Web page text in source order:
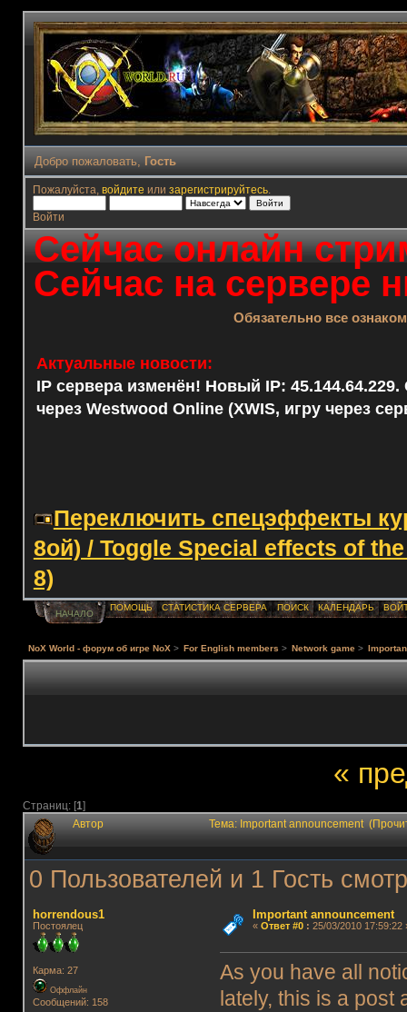
Добро пожаловать, Гость
Пожалуйста, войдите или зарегистрируйтесь.
Войти
Сейчас онлайн
Сейчас на сервере
Обязательно все
Актуальные новости:
IP сервера изменён! Новый IP: 45.144.64.229.
через Westwood Online (XWIS, игру через
Переключить спецэффекты
8ой) / Toggle Special effects of
8)
НАЧАЛО
ПОМОЩЬ СТАТИСТИКА СЕРВЕРА ПОИСК КАЛЕНДАРЬ
NoX World - форум об игре NoX > For English members > Network game >
«
Страниц: [1]
Автор Тема: Important announcement
0 Пользователей и 1 Гость
horrendous1
Постоялец
Карма: 27
Оффлайн
Сообщений: 158
Important announcement
« Ответ #0: 25/03/2010 17:59:22
As you have all
lately, this is a post